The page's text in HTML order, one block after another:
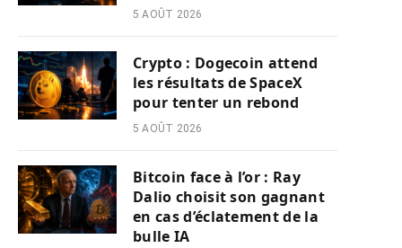
5 AOÛT 2026
Crypto : Dogecoin attend
les résultats de SpaceX
pour tenter un rebond
5 AOÛT 2026
Bitcoin face à l’or : Ray
Dalio choisit son gagnant
en cas d’éclatement de la
bulle IA